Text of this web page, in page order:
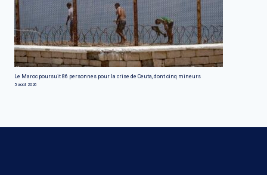
Le Maroc poursuit 86 personnes pour la crise de Ceuta, dont cinq mineurs
5 août 2026